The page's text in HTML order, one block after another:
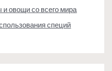
овощи со всего мира
специй